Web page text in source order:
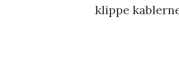
klippe